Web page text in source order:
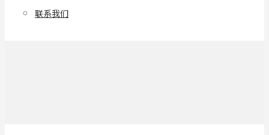
联系我们